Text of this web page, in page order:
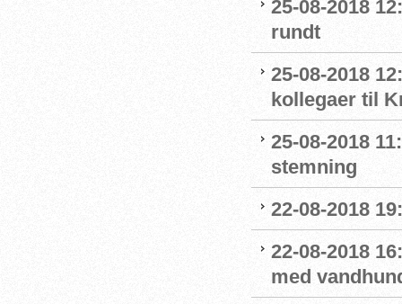
25-08-2018
rundt
25-08-2018
kollegaer til
25-08-2018
stemning
22-08-2018
22-08-2018
med